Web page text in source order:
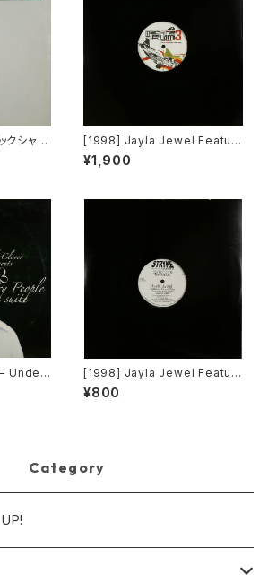
シャン
[1998] Jayla Jewel Featuri
ng Grand Puba – I Like Wh
at U Do To Me (Remix) [Str
¥1,900
Under
[Unde
[1998] Jayla Jewel Featuri
ng Grand Puba – I Like Wh
at U Do To Me (Remix) [Str
¥800
Category